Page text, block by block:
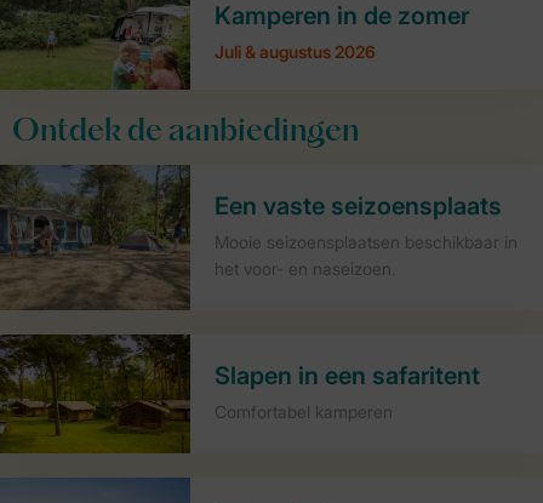
Kamperen in de zomer
Juli & augustus 2026
Ontdek de aanbiedingen
Een vaste seizoensplaats
Mooie seizoensplaatsen beschikbaar in
het voor- en naseizoen.
Slapen in een safaritent
Comfortabel kamperen